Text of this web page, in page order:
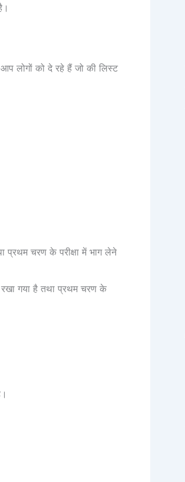
लोगों को दे रहे हैं जो की लिस्ट
प्रथम चरण के परीक्षा में भाग लेने
गया है तथा प्रथम चरण के